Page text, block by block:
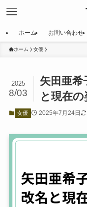
ホーム お問い合わせ
ホーム 女優
矢田亜希
と現在の
2025
8/03
女優 2025年7月24日